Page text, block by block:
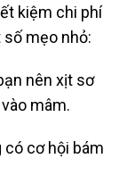
kiệm chi phí
mẹo nhỏ:
nên xịt sơ
mâm.
có cơ hội bám